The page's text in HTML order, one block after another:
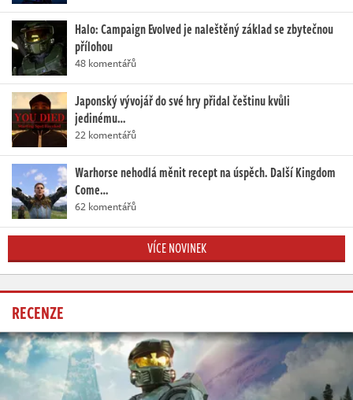
Halo: Campaign Evolved je naleštěný základ se zbytečnou
přílohou
48 komentářů
Japonský vývojář do své hry přidal češtinu kvůli
jedinému…
22 komentářů
Warhorse nehodlá měnit recept na úspěch. Další Kingdom
Come…
62 komentářů
VÍCE NOVINEK
RECENZE